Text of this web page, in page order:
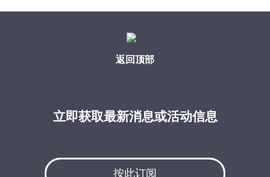
返回顶部
立即获取最新消息或活动信息
按此订阅